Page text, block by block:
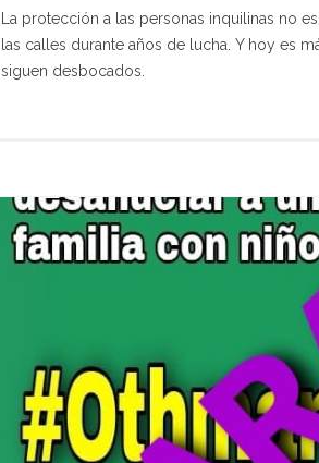
La protección a las personas inquilinas no
las calles durante años de lucha. Y hoy es
siguen desbocados.